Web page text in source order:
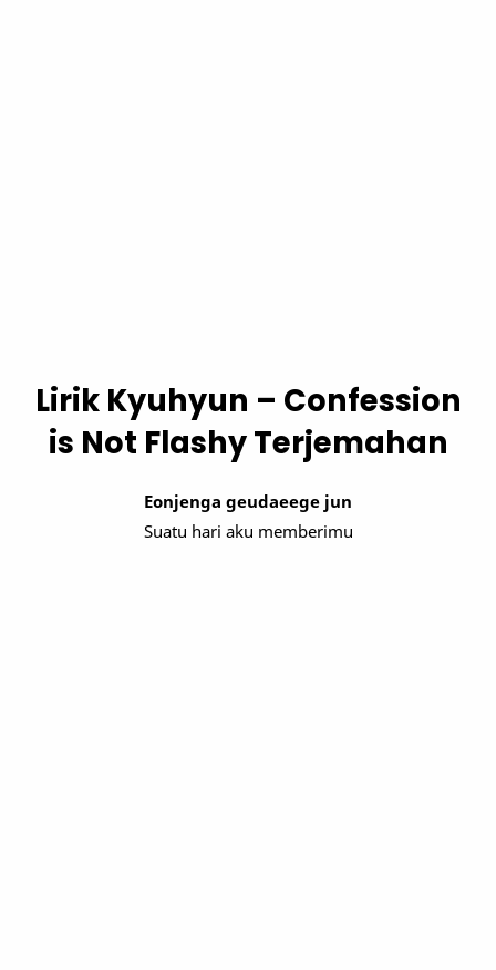
Lirik Kyuhyun – Confession
is Not Flashy Terjemahan
Eonjenga geudaeege jun
Suatu hari aku memberimu